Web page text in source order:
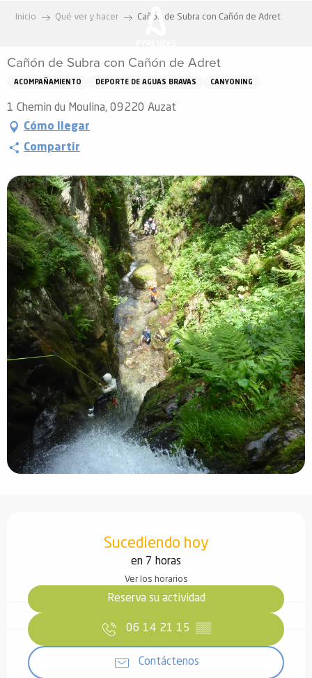
principal
Inicio Qué ver y hacer Cañón de Subra con Cañón de Adret
Cañón de Subra con Cañón de Adret
ACOMPAÑAMIENTO DEPORTE DE AGUAS BRAVAS CANYONING
1 Chemin du Moulina, 09220 Auzat
Cómo llegar
Compartir
Sucediendo hoy
en 7 horas
Ver los horarios
Reserva su actividad
06 14 21 15 ▒▒
Contáctenos